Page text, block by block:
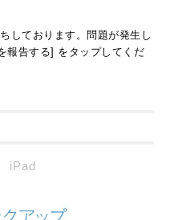
しております。問題が発生し
報告する] をタップしてくだ
iPad